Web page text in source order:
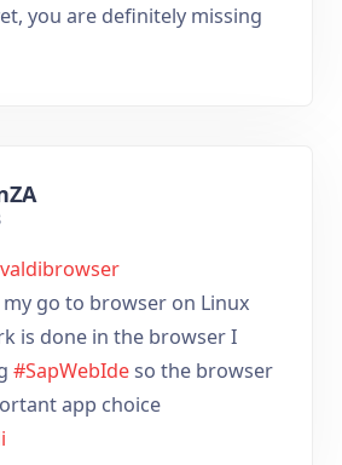
you are definitely missing
go to browser on Linux
is done in the browser I
#SapWebIdeso the browser
app choice